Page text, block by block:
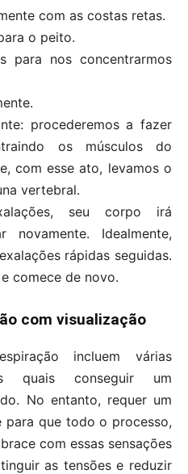
com as costas retas.
o peito.
para nos concentrarmos
procederemos a fazer
os músculos do
com esse ato, levamos o
vertebral.
seu corpo irá
novamente. Idealmente,
rápidas seguidas.
comece de novo.
com visualização
incluem várias
quais conseguir um
No entanto, requer um
para que todo o processo,
com essas sensações
as tensões e reduzir